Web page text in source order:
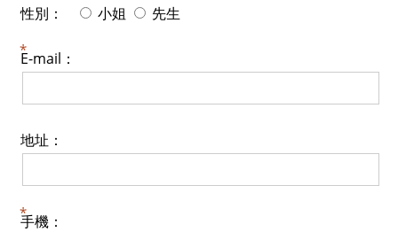
性別： 小姐 先生
E-mail：
地址：
手機：